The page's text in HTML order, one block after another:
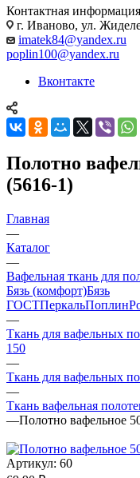
Контактная информация
г. Иваново, ул.
imatek84@yandex.ru
poplin100@yandex.ru
Вконтакте
Полотно
(5616-1)
Главная
—
Каталог
—
Вафельная ткань для
Бязь (комфорт)Бязь
ГОСТПеркальПоплин
—
Ткань для вафельных
150
—
Ткань для вафельных
—
Ткань вафельная
—Полотно вафельное
Артикул: 60